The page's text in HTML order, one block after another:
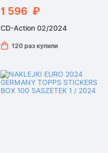
1 596 ₽
CD-Action 02/2024
120 раз купили